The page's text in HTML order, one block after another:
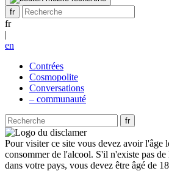
fr
|
en
Contrées
Cosmopolite
Conversations
– communauté
Pour visiter ce site vous devez avoir l'âge
consommer de l'alcool. S'il n'existe pas de
dans votre pays, vous devez être âgé de